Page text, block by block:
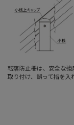
転落防止柵は、安全な
取り付け、誤って指を入